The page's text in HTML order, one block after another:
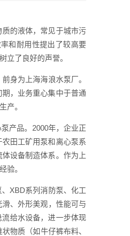
的液体，常见于城市污
和耐用性提出了较高要
立了良好的声誉。
身为上海海浪水泵厂。
，业务重心集中于普通
产。
产品。2000年，企业正
田工矿用泵和离心泵系
设备制造体系。作为上
验。
XBD系列消防泵、化工
、外形美观，性能可与
给水设备，进一步体现
物质（如牛仔裤布料、